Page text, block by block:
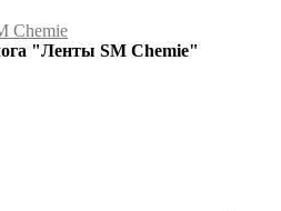
Chemie
"Ленты SM Chemie"